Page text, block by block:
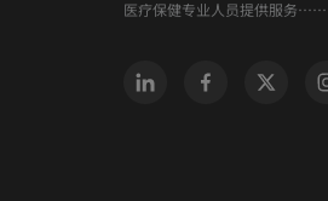
医疗保健专业人员提供服务……